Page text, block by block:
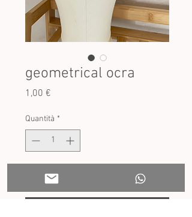
geometrical ocra
1,00 €
Quantità *
Aggiungi al carrello